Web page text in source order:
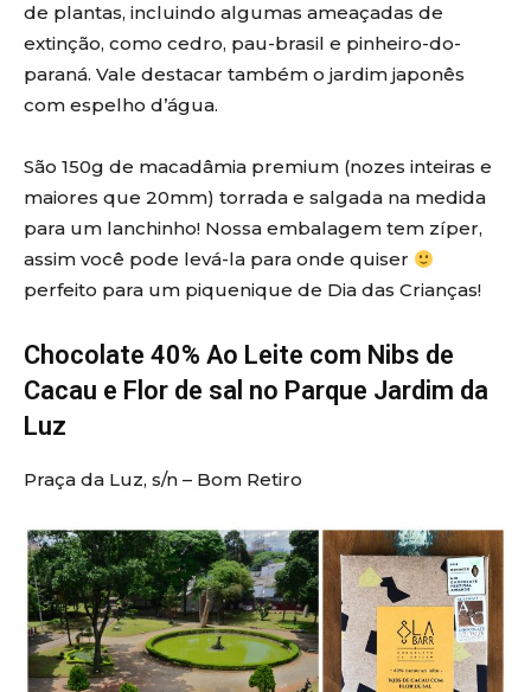
de plantas, incluindo algumas ameaçadas de
extinção, como cedro, pau-brasil e pinheiro-do-
paraná. Vale destacar também o jardim japonês
com espelho d’água.
São 150g de macadâmia premium (nozes inteiras e
maiores que 20mm) torrada e salgada na medida
para um lanchinho! Nossa embalagem tem zíper,
assim você pode levá-la para onde quiser
perfeito para um piquenique de Dia das Crianças!
Chocolate 40% Ao Leite com Nibs de
Cacau e Flor de sal no Parque Jardim da
Luz
Praça da Luz, s/n – Bom Retiro